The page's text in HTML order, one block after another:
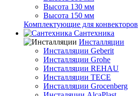
Высота 130 мм
Высота 150 мм
Комплектующие для конвекторов
Сантехника
Инсталляции
Инсталляции Geberit
Инсталляции Grohe
Инсталляции REHAU
Инсталляции TECE
Инсталляции Grocenberg